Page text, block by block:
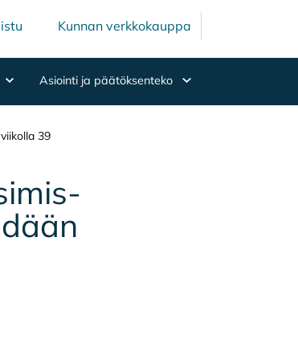
Kunnan verkkokauppa
Asiointi ja päätöksenteko
39